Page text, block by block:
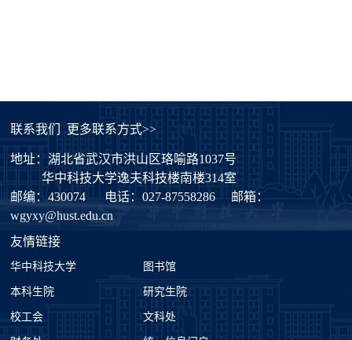
联系我们 更多联系方式>>
地址：湖北省武汉市洪山区珞喻路1037号
华中科技大学逸夫科技楼南楼314室
邮编：430074
电话：027-87558286
邮箱：
wgyxy@hust.edu.cn
友情链接
华中科技大学 图书馆
本科生院 研究生院
校工会 文科处